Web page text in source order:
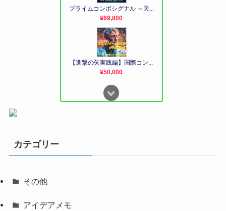
カテゴリー
その他
アイデアメモ